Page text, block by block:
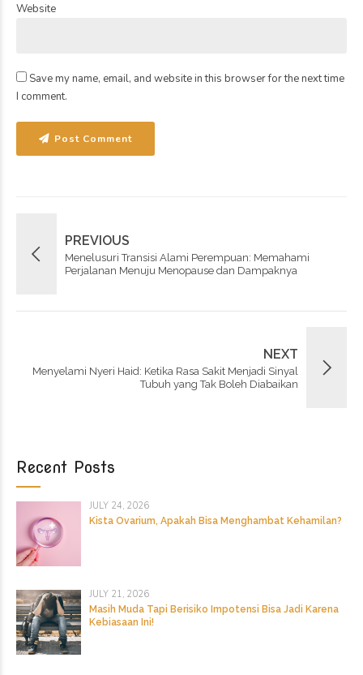
Website
Save my name, email, and website in this browser for the next time
I comment.
Post Comment
PREVIOUS
Menelusuri Transisi Alami Perempuan: Memahami
Perjalanan Menuju Menopause dan Dampaknya
NEXT
Menyelami Nyeri Haid: Ketika Rasa Sakit Menjadi Sinyal
Tubuh yang Tak Boleh Diabaikan
Recent Posts
JULY 24, 2026
Kista Ovarium, Apakah Bisa Menghambat Kehamilan?
JULY 21, 2026
Masih Muda Tapi Berisiko Impotensi Bisa Jadi Karena
Kebiasaan Ini!